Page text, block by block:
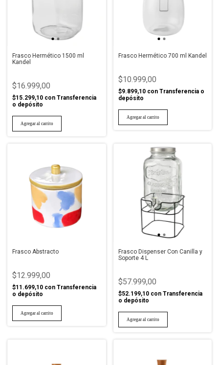
Frasco Hermético 1500 ml
Kandel
$16.999,00
$15.299,10 con Transferencia
o depósito
Frasco Hermético 700 ml Kandel
$10.999,00
$9.899,10 con Transferencia o
depósito
Frasco Abstracto
$12.999,00
$11.699,10 con Transferencia
o depósito
Frasco Dispenser Con Canilla y
Soporte 4 L
$57.999,00
$52.199,10 con Transferencia
o depósito